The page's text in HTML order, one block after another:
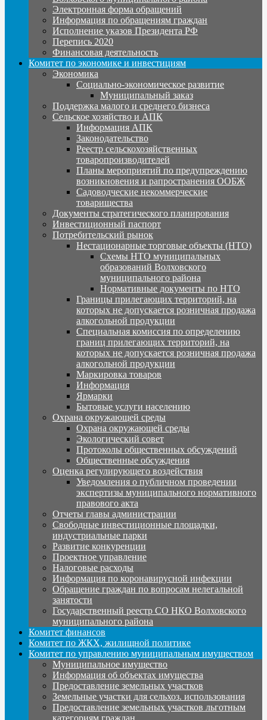
Электронная форма обращений
Информация по обращениям граждан
Исполнение указов Президента РФ
Перепись 2020
Финансовая деятельность
Комитет по экономике и инвестициям
Экономика
Социально-экономическое развитие
Муниципальный заказ
Поддержка малого и среднего бизнеса
Сельское хозяйство и АПК
Информация АПК
Законодательство
Реестр сельскохозяйственных
товаропроизводителей
Планы мероприятий по предупреждению
возникновения и рапространения ООБЖ
Садоводческие некоммерческие
товарищества
Документы стратегического планирования
Инвестиционный паспорт
Потребительский рынок
Нестационарные торговые объекты (НТО)
Схемы НТО муниципальных
образований Волховского
муниципального района
Нормативные документы по НТО
Границы прилегающих территорий, на
которых не допускается розничная продажа
алкогольной продукции
Специальная комиссия по определению
границ прилегающих территорий, на
которых не допускается розничная продажа
алкогольной продукции
Маркировка товаров
Информация
Ярмарки
Бытовые услуги населению
Охрана окружающей среды
Охрана окружающей среды
Экологический совет
Протоколы общественных обсуждений
Общественные обсуждения
Оценка регулирующего воздействия
Уведомления о публичном проведении
экспертизы муниципального нормативного
правового акта
Отчеты главы администрации
Свободные инвестиционные площадки,
индустриальные парки
Развитие конкуренции
Проектное управление
Налоговые расходы
Информация по коронавирусной инфекции
Обращение граждан по вопросам нелегальной
занятости
Государственный реестр СО НКО Волховского
муниципального района
Комитет финансов
Комитет по ЖКХ, жилищной политике
Комитет по управлению муниципальным имуществом
Муниципальное имущество
Информация об объектах имущества
Предоставление земельных участков
Земельные участки для сельхоз. использования
Предоставление земельных участков льготным
категориям граждан